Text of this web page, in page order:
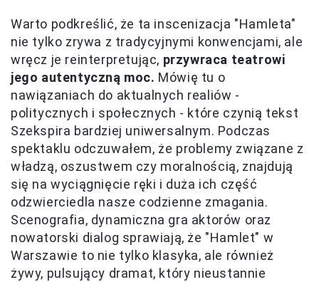
Warto podkreślić, że ta inscenizacja "Hamleta"
nie tylko zrywa z tradycyjnymi konwencjami, ale
wręcz je reinterpretując, przywraca teatrowi
jego autentyczną moc. Mówię tu o
nawiązaniach do aktualnych realiów -
politycznych i społecznych - które czynią tekst
Szekspira bardziej uniwersalnym. Podczas
spektaklu odczuwałem, że problemy związane z
władzą, oszustwem czy moralnością, znajdują
się na wyciągnięcie ręki i duża ich część
odzwierciedla nasze codzienne zmagania.
Scenografia, dynamiczna gra aktorów oraz
nowatorski dialog sprawiają, że "Hamlet" w
Warszawie to nie tylko klasyka, ale również
żywy, pulsujący dramat, który nieustannie